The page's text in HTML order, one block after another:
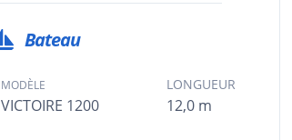
Bateau
MODÈLE
VICTOIRE 1200
LONGUEUR
12,0 m